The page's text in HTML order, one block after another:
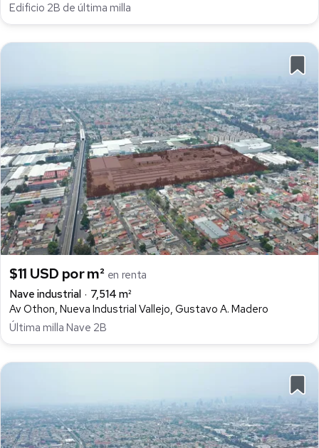
Edificio 2B de última milla
$11 USD por m² en renta
Nave industrial
7,514 m²
Av Othon, Nueva Industrial Vallejo, Gustavo A. Madero
Última milla Nave 2B